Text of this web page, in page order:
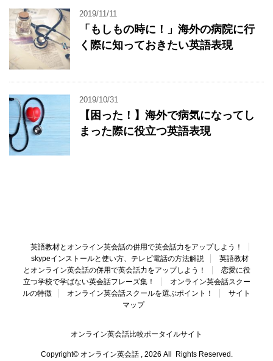
2019/11/11
「もしもの時に！」海外の病院に行
く際に知っておきたい英語表現
2019/10/31
【困った！】海外で病気になってし
まった際に役立つ英語表現
英語教材とオンライン英会話の併用で英会話力をアップしよう！
skypeインストールと使い方、テレビ電話の方法解説
英語教材
とオンライン英会話の併用で英会話力をアップしよう！
恋愛に役
立つ学校で学ばない英会話フレーズ集！
オンライン英会話スクー
ルの特徴
オンライン英会話スクールを選ぶポイント！
サイト
マップ
オンライン英会話比較ポータイルサイト
Copyright© オンライン英会話 , 2026 All Rights Reserved.